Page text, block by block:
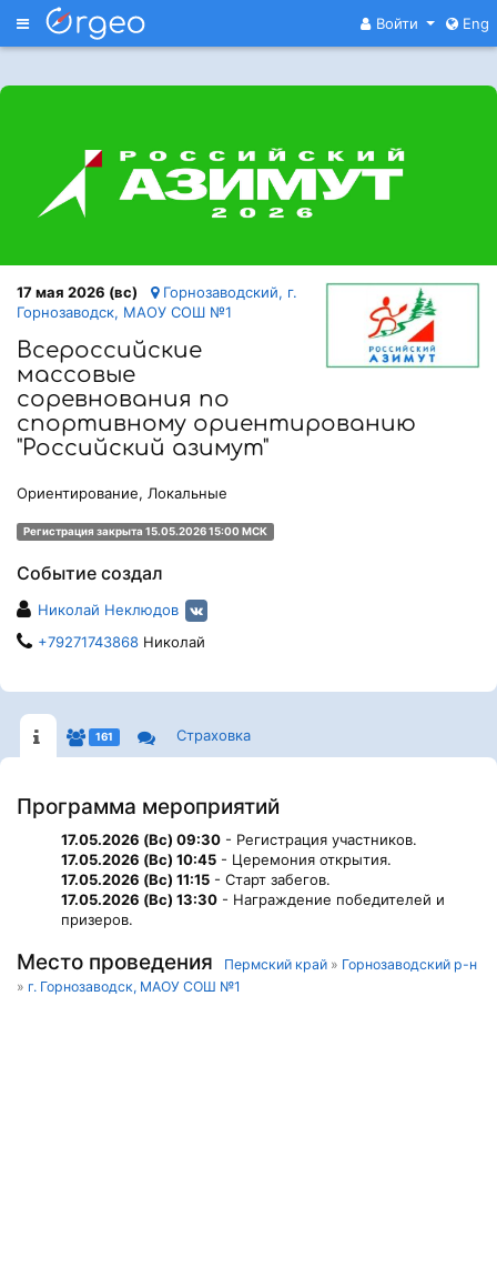
Меню Войти Eng
17 мая 2026 (вс)
Горнозаводский, г.
Горнозаводск, МАОУ СОШ №1
Всероссийские
массовые
соревнования по
спортивному ориентированию
"Российский азимут"
Ориентирование, Локальные
Регистрация закрыта 15.05.2026 15:00 МСК
Событие создал
Николай Неклюдов
+79271743868 Николай
161 Страховка
Программа мероприятий
17.05.2026 (Вс) 09:30 - Регистрация участников.
17.05.2026 (Вс) 10:45 - Церемония открытия.
17.05.2026 (Вс) 11:15 - Старт забегов.
17.05.2026 (Вс) 13:30 - Награждение победителей и
призеров.
Место проведения Пермский край » Горнозаводский р-н
» г. Горнозаводск, МАОУ СОШ №1